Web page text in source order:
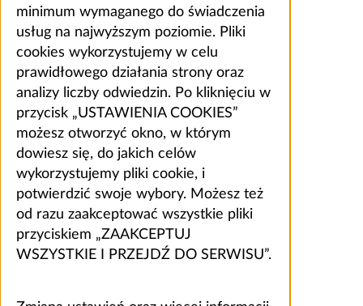
minimum wymaganego do świadczenia
usług na najwyższym poziomie. Pliki
cookies wykorzystujemy w celu
prawidłowego działania strony oraz
analizy liczby odwiedzin. Po kliknięciu w
przycisk „USTAWIENIA COOKIES”
możesz otworzyć okno, w którym
dowiesz się, do jakich celów
wykorzystujemy pliki cookie, i
potwierdzić swoje wybory. Możesz też
od razu zaakceptować wszystkie pliki
przyciskiem „ZAAKCEPTUJ
WSZYSTKIE I PRZEJDŹ DO SERWISU”.